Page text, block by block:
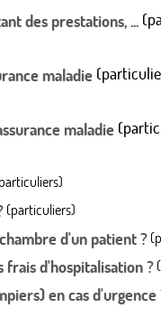
des prestations, ...
maladie
maladie
(particuliers)
d'un patient ?
frais d'hospitalisation ?
en cas d'urgence